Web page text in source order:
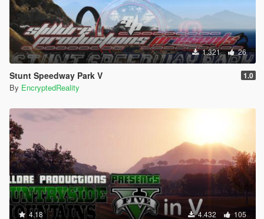
1.321 26
Stunt Speedway Park V 1.0
By EncryptedReality
4.18 4.432 105